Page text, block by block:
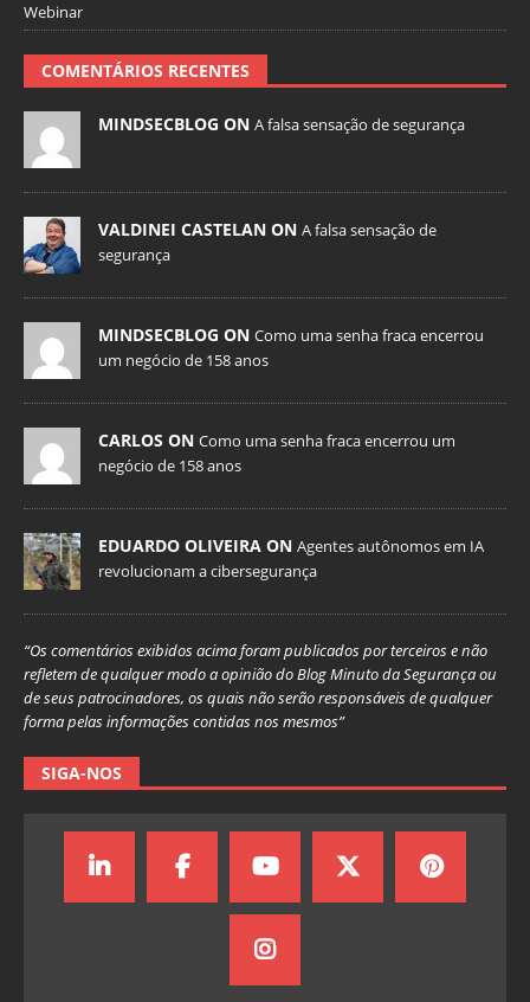
Webinar
COMENTÁRIOS RECENTES
MINDSECBLOG ON A falsa sensação de segurança
VALDINEI CASTELAN ON A falsa sensação de
segurança
MINDSECBLOG ON Como uma senha fraca encerrou
um negócio de 158 anos
CARLOS ON Como uma senha fraca encerrou um
negócio de 158 anos
EDUARDO OLIVEIRA ON Agentes autônomos em IA
revolucionam a cibersegurança
“Os comentários exibidos acima foram publicados por terceiros e não
refletem de qualquer modo a opinião do Blog Minuto da Segurança ou
de seus patrocinadores, os quais não serão responsáveis de qualquer
forma pelas informações contidas nos mesmos”
SIGA-NOS